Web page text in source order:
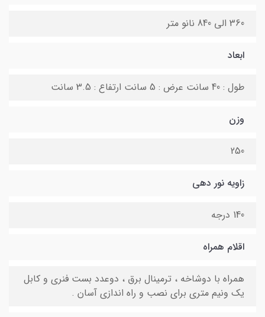
360 الی 840 نانو متر
ابعاد
طول : 40 سانت عرض : 5 سانت ارتفاع : 3.5 سانت
وزن
250
زاویه نور دهی
140 درجه
اقلام همراه
همراه با دوشاخه ، ترمینال برق ، دوعدد بست فنری و کابل
یک ونیم متری برای نصب و راه اندازی آسان .